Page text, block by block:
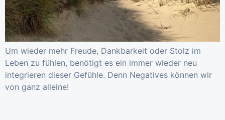
Um wieder mehr Freude, Dankbarkeit oder Stolz im
Leben zu fühlen, benötigt es ein immer wieder neu
integrieren dieser Gefühle. Denn Negatives können wir
von ganz alleine!